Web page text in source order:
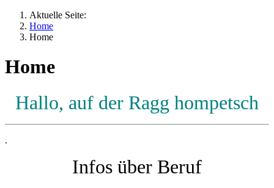
Aktuelle Seite:
Home
Home
Home
Hallo, auf der Ragg hompetsch
.
Infos über Beruf